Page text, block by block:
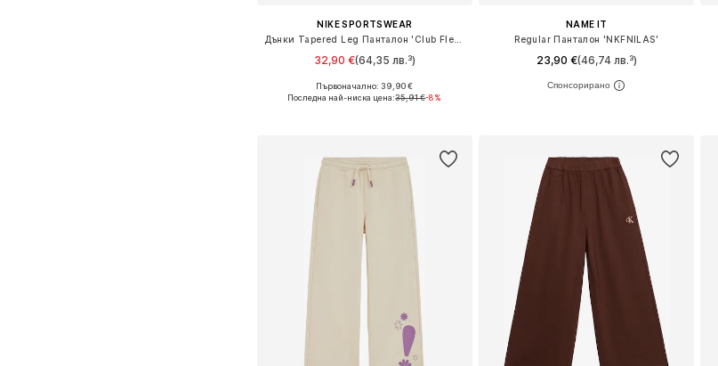
NIKE SPORTSWEAR
32,90 €(64,35 лв.³)
Предлага се в много размери
Първоначално: 39,90 €
Последна най-ниска цена:35,91 €-8%
NAME IT
Regular Панталон 'NKFNILAS'
23,90 €(46,74 лв.³)
Предлага се в много размери